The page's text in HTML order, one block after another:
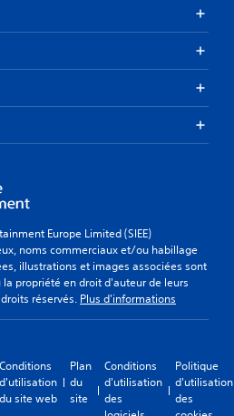
Europe Limited (SIEE)
noms commerciaux et/ou habillage
illustrations et images associées sont
propriété en droit d'auteur de leurs
réservés. Plus d'informations
Conditions
d'utilisation
du site web
Plan
du
site
Conditions
d'utilisation
des
Politique
d'utilisation
des